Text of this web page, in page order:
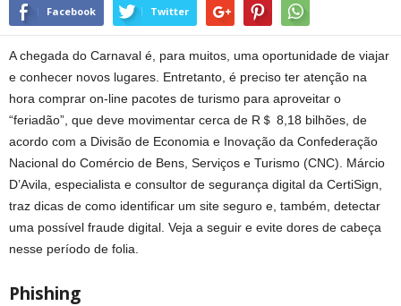
Facebook Twitter
A chegada do Carnaval é, para muitos, uma oportunidade de viajar
e conhecer novos lugares. Entretanto, é preciso ter atenção na
hora comprar on-line pacotes de turismo para aproveitar o
“feriadão”, que deve movimentar cerca de R＄ 8,18 bilhões, de
acordo com a Divisão de Economia e Inovação da Confederação
Nacional do Comércio de Bens, Serviços e Turismo (CNC). Márcio
D’Avila, especialista e consultor de segurança digital da CertiSign,
traz dicas de como identificar um site seguro e, também, detectar
uma possível fraude digital. Veja a seguir e evite dores de cabeça
nesse período de folia.
Phishing